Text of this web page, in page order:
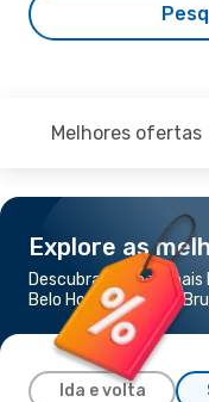
Melhores ofertas
Explore as
Descubra os voos
Belo Horizonte para
Ida e volta